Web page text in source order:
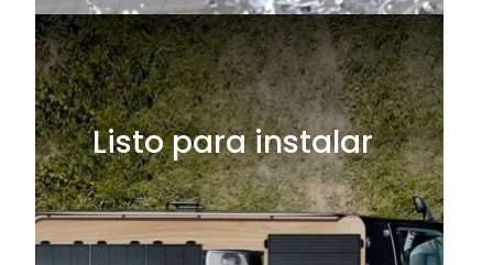
Listo para instalar